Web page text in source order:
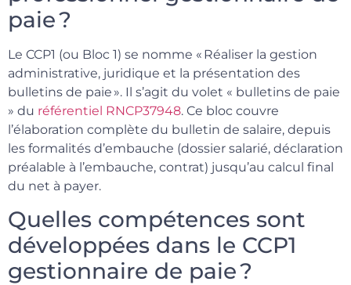
paie ?
Le CCP1 (ou Bloc 1) se nomme « Réaliser la gestion
administrative, juridique et la présentation des
bulletins de paie ». Il s’agit du volet « bulletins de paie
» du référentiel RNCP37948. Ce bloc couvre
l’élaboration complète du bulletin de salaire, depuis
les formalités d’embauche (dossier salarié, déclaration
préalable à l’embauche, contrat) jusqu’au calcul final
du net à payer.
Quelles compétences sont
développées dans le CCP1
gestionnaire de paie ?